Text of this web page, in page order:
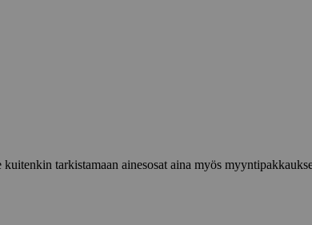
tarkistamaan ainesosat aina myös